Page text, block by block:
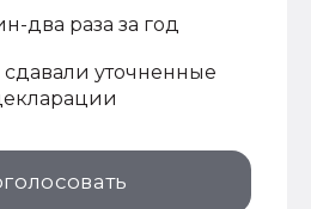
два раза за год
уточненные